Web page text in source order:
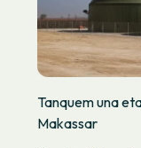
Tanquem una
Makassar